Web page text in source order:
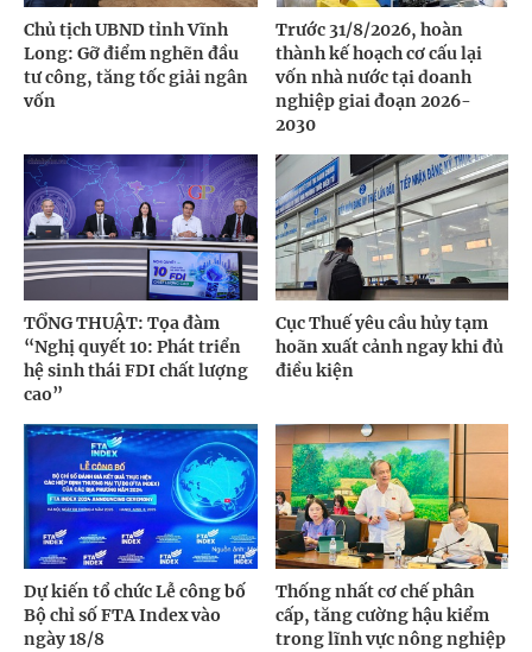
Chủ tịch UBND tỉnh Vĩnh
Long: Gỡ điểm nghẽn đầu
tư công, tăng tốc giải ngân
vốn
Trước 31/8/2026, hoàn
thành kế hoạch cơ cấu lại
vốn nhà nước tại doanh
nghiệp giai đoạn 2026-
2030
TỔNG THUẬT: Tọa đàm
“Nghị quyết 10: Phát triển
hệ sinh thái FDI chất lượng
cao”
Cục Thuế yêu cầu hủy tạm
hoãn xuất cảnh ngay khi đủ
điều kiện
Dự kiến tổ chức Lễ công bố
Bộ chỉ số FTA Index vào
ngày 18/8
Thống nhất cơ chế phân
cấp, tăng cường hậu kiểm
trong lĩnh vực nông nghiệp